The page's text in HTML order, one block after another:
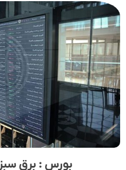
بورس : برق